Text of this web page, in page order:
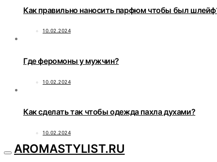
Как правильно наносить парфюм чтобы был
10.02.2024
Где феромоны у мужчин?
10.02.2024
Как сделать так чтобы одежда пахла духами?
10.02.2024
AROMASTYLIST.RU